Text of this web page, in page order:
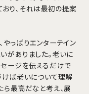
り、それは最初の提案
やっぱりエンターテイン
がありました。老いに
ージを伝えるだけで
けば老いについて理解
ら最高だなと考え、展